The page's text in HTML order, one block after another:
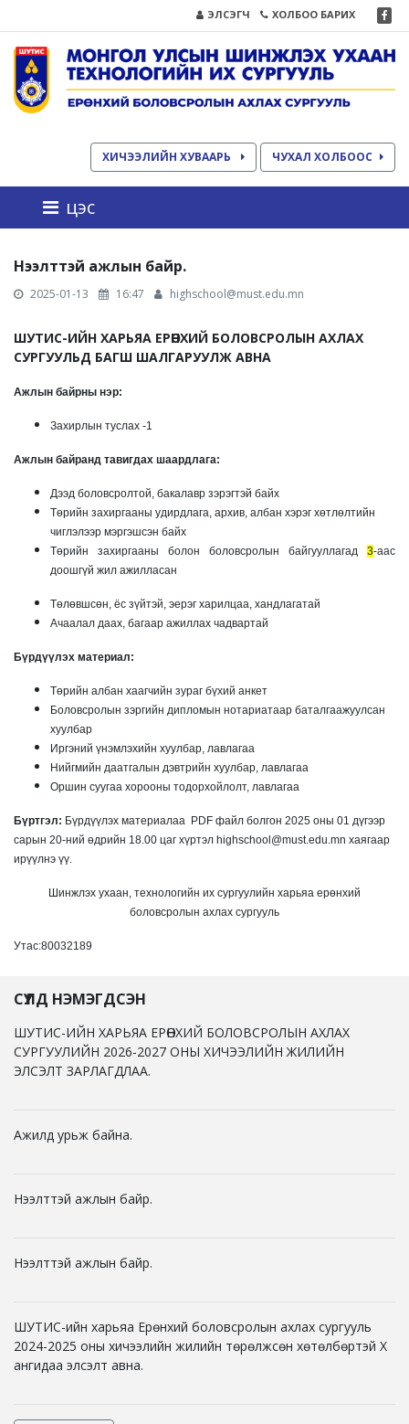
ЭЛСЭГЧ ХОЛБОО БАРИХ
ХИЧЭЭЛИЙН ХУВААРЬ ЧУХАЛ ХОЛБООС
цэс
Нээлттэй ажлын байр.
2025-01-13 16:47 highschool@must.edu.mn
ШУТИС-ИЙН ХАРЬЯА ЕРӨНХИЙ БОЛОВСРОЛЫН АХЛАХ
СУРГУУЛЬД БАГШ ШАЛГАРУУЛЖ АВНА
Ажлын байрны нэр:
Захирлын туслах -1
Ажлын байранд тавигдах шаардлага:
Дээд боловсролтой, бакалавр зэрэгтэй байх
Төрийн захиргааны удирдлага, архив, албан хэрэг хөтлөлтийн
чиглэлээр мэргэшсэн байх
Төрийн захиргааны болон боловсролын байгууллагад 3-аас
доошгүй жил ажилласан
Төлөвшсөн, ёс зүйтэй, эерэг харилцаа, хандлагатай
Ачаалал даах, багаар ажиллах чадвартай
Бүрдүүлэх материал:
Төрийн албан хаагчийн зураг бүхий анкет
Боловсролын зэргийн дипломын нотариатаар баталгаажуулсан
хуулбар
Иргэний үнэмлэхийн хуулбар, лавлагаа
Нийгмийн даатгалын дэвтрийн хуулбар, лавлагаа
Оршин суугаа хорооны тодорхойлолт, лавлагаа
Бүртгэл: Бүрдүүлэх материалаа PDF файл болгон 2025 оны 01 дүгээр
сарын 20-ний өдрийн 18.00 цаг хүртэл highschool@must.edu.mn хаягаар
ирүүлнэ үү.
Шинжлэх ухаан, технологийн их сургуулийн харьяа ерөнхий
боловсролын ахлах сургууль
Утас:80032189
СҮҮЛД НЭМЭГДСЭН
ШУТИС-ИЙН ХАРЬЯА ЕРӨНХИЙ БОЛОВСРОЛЫН АХЛАХ
СУРГУУЛИЙН 2026-2027 ОНЫ ХИЧЭЭЛИЙН ЖИЛИЙН
ЭЛСЭЛТ ЗАРЛАГДЛАА.
Ажилд урьж байна.
Нээлттэй ажлын байр.
Нээлттэй ажлын байр.
ШУТИС-ийн харьяа Ерөнхий боловсролын ахлах сургууль
2024-2025 оны хичээлийн жилийн төрөлжсөн хөтөлбөртэй X
ангидаа элсэлт авна.